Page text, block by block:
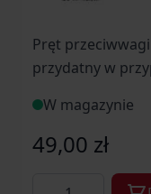
Pręt
przydatny w
znajdującego się
W magazynie
49,00 zł